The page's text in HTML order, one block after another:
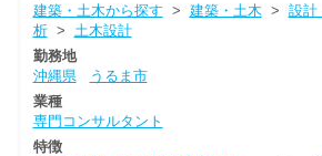
建築・土木から探す > 建築・土木 > 設計
析> 土木設計
勤務地
沖縄県
うるま市
業種
専門コンサルタント
特徴